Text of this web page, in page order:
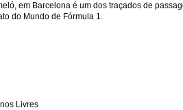
em Barcelona é um dos traçados de
do Mundo de Fórmula 1.
Livres